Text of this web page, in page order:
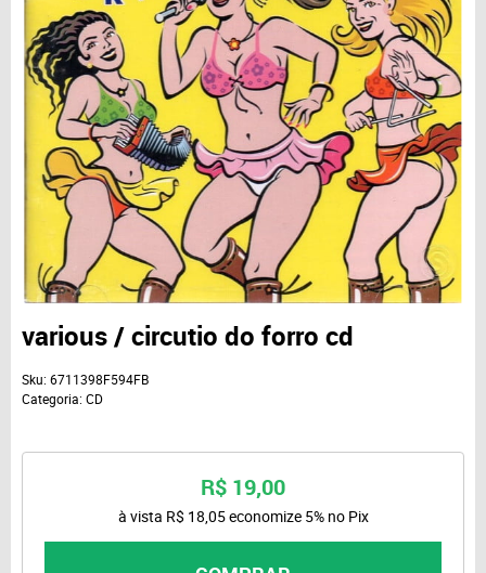
various / circutio do forro cd
Sku: 6711398F594FB
Categoria: CD
R$ 19,00
à vista R$ 18,05economize 5% no Pix